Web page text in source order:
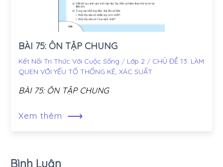
BÀI 75: ÔN TẬP CHUNG
Kết Nối Tri Thức Với Cuộc Sống / Lớp 2 / CHỦ ĐỀ 13: LÀM
QUEN VỚI YẾU TỐ THỐNG KÊ, XÁC SUẤT
BÀI 75: ÔN TẬP CHUNG
Xem thêm ⟶
Bình Luận